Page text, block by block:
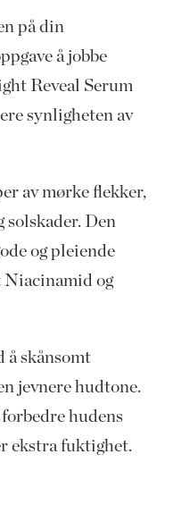
på din
å jobbe
Reveal Serum
synligheten av
av mørke flekker,
solskader. Den
og pleiende
Niacinamid og
å skånsomt
jevnere hudtone.
hudens
ekstra fuktighet.